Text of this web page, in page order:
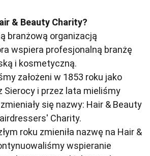
& Beauty Charity?
branżową organizacją
wspiera profesjonalną branżę
i kosmetyczną.
założeni w 1853 roku jako
Sierocy i przez lata mieliśmy
się nazwy: Hair & Beauty
Charity.
roku zmieniła nazwę na Hair &
wspieranie